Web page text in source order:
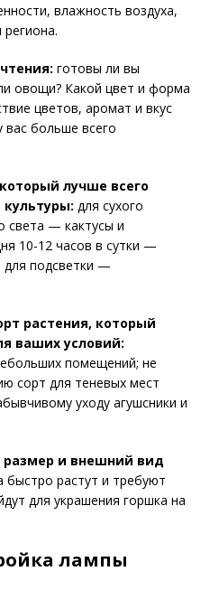
влажность воздуха,
готовы ли вы
овощи? Какой цвет и форма
цветов, аромат и вкус
больше всего
лучше всего
для сухого
света — кактусы и
10-12 часов в сутки —
для подсветки —
растения, который
ваших условий:
помещений; не
сорт для теневых мест
уходу агушсники и
размер и внешний вид
быстро растут и требуют
для украшения горшка на
лампы